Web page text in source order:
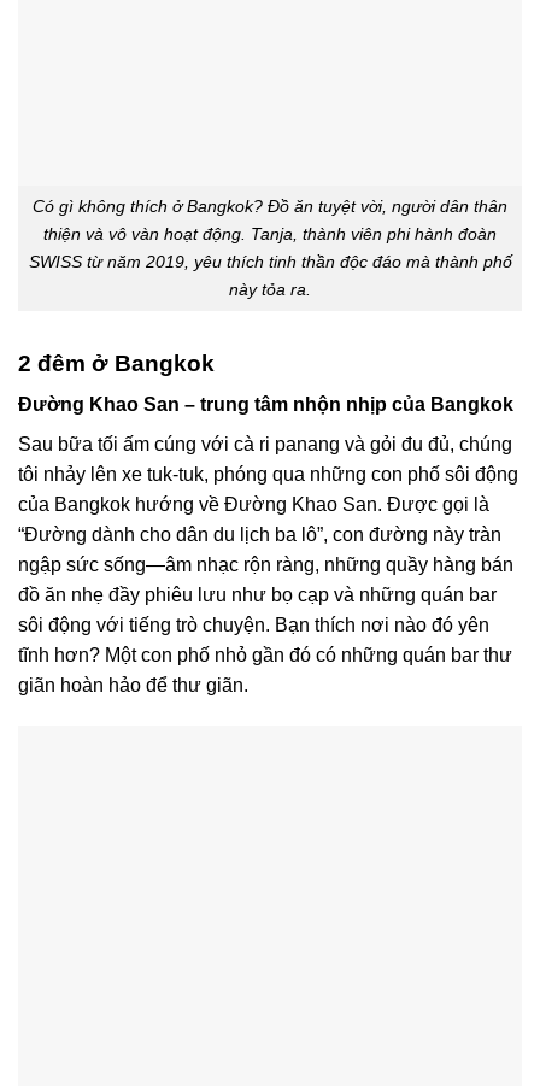
Có gì không thích ở Bangkok? Đồ ăn tuyệt vời, người dân thân
thiện và vô vàn hoạt động. Tanja, thành viên phi hành đoàn
SWISS từ năm 2019, yêu thích tinh thần độc đáo mà thành phố
này tỏa ra.
2 đêm ở Bangkok
Đường Khao San – trung tâm nhộn nhịp của Bangkok
Sau bữa tối ấm cúng với cà ri panang và gỏi đu đủ, chúng
tôi nhảy lên xe tuk-tuk, phóng qua những con phố sôi động
của Bangkok hướng về Đường Khao San. Được gọi là
“Đường dành cho dân du lịch ba lô”, con đường này tràn
ngập sức sống—âm nhạc rộn ràng, những quầy hàng bán
đồ ăn nhẹ đầy phiêu lưu như bọ cạp và những quán bar
sôi động với tiếng trò chuyện. Bạn thích nơi nào đó yên
tĩnh hơn? Một con phố nhỏ gần đó có những quán bar thư
giãn hoàn hảo để thư giãn.